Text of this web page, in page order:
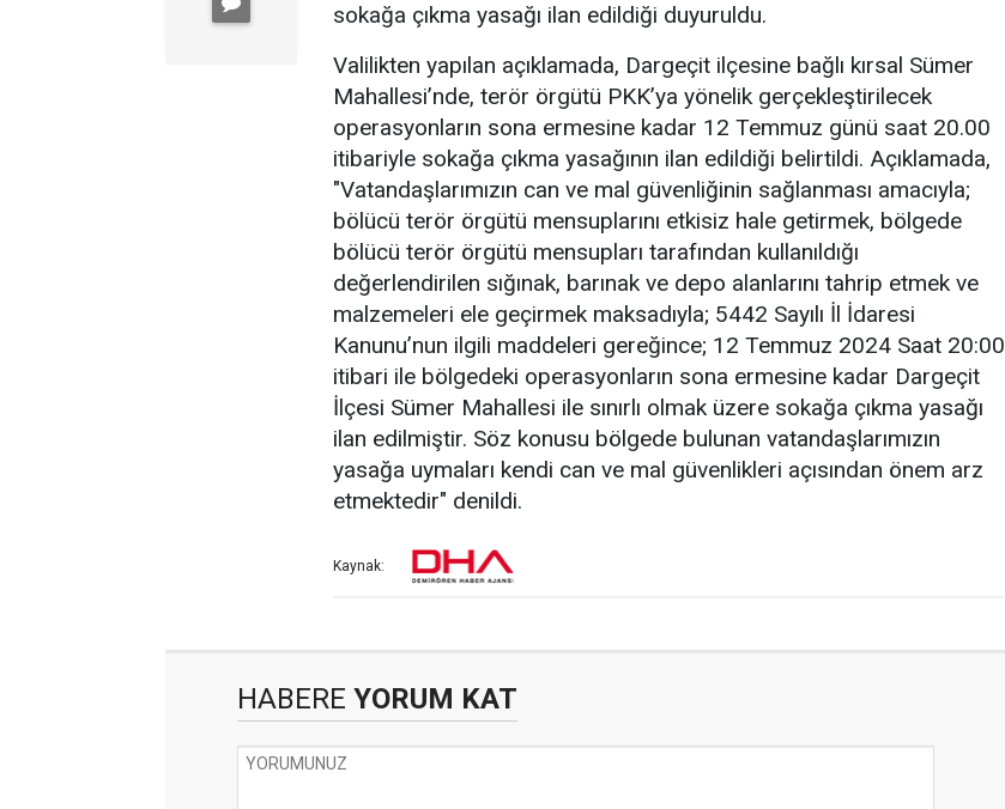
sokağa çıkma yasağı ilan edildiği duyuruldu.
Valilikten yapılan açıklamada, Dargeçit ilçesine bağlı kırsal Sümer
Mahallesi’nde, terör örgütü PKK’ya yönelik gerçekleştirilecek
operasyonların sona ermesine kadar 12 Temmuz günü saat 20.00
itibariyle sokağa çıkma yasağının ilan edildiği belirtildi. Açıklamada,
"Vatandaşlarımızın can ve mal güvenliğinin sağlanması amacıyla;
bölücü terör örgütü mensuplarını etkisiz hale getirmek, bölgede
bölücü terör örgütü mensupları tarafından kullanıldığı
değerlendirilen sığınak, barınak ve depo alanlarını tahrip etmek ve
malzemeleri ele geçirmek maksadıyla; 5442 Sayılı İl İdaresi
Kanunu’nun ilgili maddeleri gereğince; 12 Temmuz 2024 Saat 20:00
itibari ile bölgedeki operasyonların sona ermesine kadar Dargeçit
İlçesi Sümer Mahallesi ile sınırlı olmak üzere sokağa çıkma yasağı
ilan edilmiştir. Söz konusu bölgede bulunan vatandaşlarımızın
yasağa uymaları kendi can ve mal güvenlikleri açısından önem arz
etmektedir" denildi.
Kaynak:
HABERE YORUM KAT